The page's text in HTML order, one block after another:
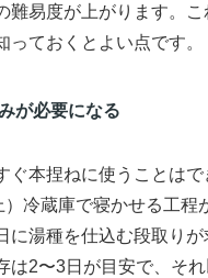
難易度が上がります。
っておくとよい点です。
が必要になる
ぐ本捏ねに使うことは
冷蔵庫で寝かせる工程
に湯種を仕込む段取りが
は2〜3日が目安で、そ